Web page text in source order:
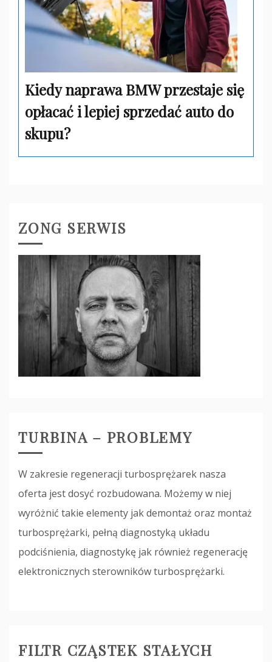
Kiedy naprawa BMW przestaje się
opłacać i lepiej sprzedać auto do
skupu?
ZONG SERWIS
TURBINA – PROBLEMY
W zakresie regeneracji turbosprężarek nasza
oferta jest dosyć rozbudowana. Możemy w niej
wyróżnić takie elementy jak demontaż oraz montaż
turbosprężarki, pełną diagnostyką układu
podciśnienia, diagnostykę jak również regenerację
elektronicznych sterowników turbosprężarki.
FILTR CZĄSTEK STAŁYCH